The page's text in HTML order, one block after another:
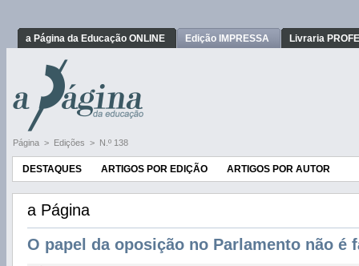
a Página da Educação ONLINE Edição IMPRESSA Livraria
Página > Edições > N.º 138
DESTAQUES ARTIGOS POR EDIÇÃO ARTIGOS POR AUTOR
a Página
O papel da oposição no Parlamento não é